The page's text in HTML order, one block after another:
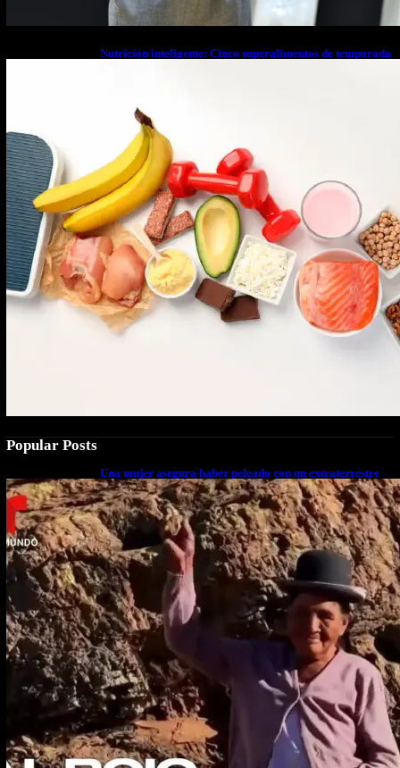
Nutrición inteligente: Cinco superalimentos de temporada
Popular Posts
Una mujer asegura haber peleado con un extraterrestre
cuerpo a cuerpo